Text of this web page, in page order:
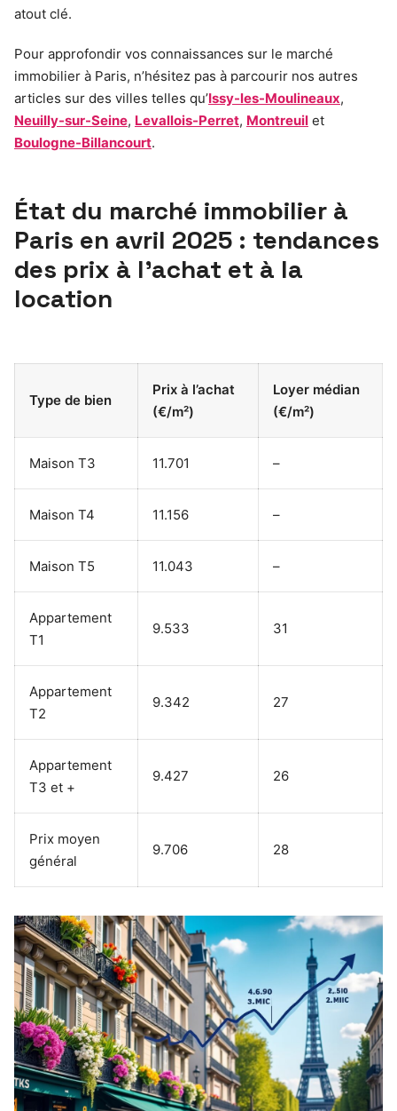
atout clé.
Pour approfondir vos connaissances sur le marché
immobilier à Paris, n’hésitez pas à parcourir nos autres
articles sur des villes telles qu’Issy-les-Moulineaux,
Neuilly-sur-Seine, Levallois-Perret, Montreuil et
Boulogne-Billancourt.
État du marché immobilier à
Paris en avril 2025 : tendances
des prix à l’achat et à la
location
Type de bien
Prix à l’achat
(€/m²)
Loyer médian
(€/m²)
Maison T3 11.701 –
Maison T4 11.156 –
Maison T5 11.043 –
Appartement
T1
9.533 31
Appartement
T2
9.342 27
Appartement
T3 et +
9.427 26
Prix moyen
général
9.706 28